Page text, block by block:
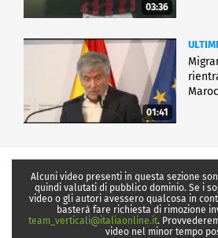
03:36
01:41
Alcuni video presenti in questa sezione
quindi valutati di pubblico dominio. Se i
video o gli autori avessero qualcosa in
basterà fare richiesta di rimozione
team_verticali@italiaonline.it.
video nel minor tempo